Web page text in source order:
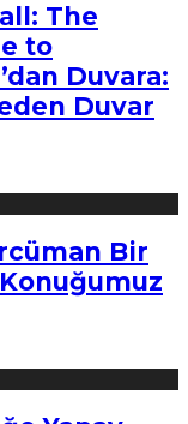
The
to
Duvara:
Duvar
Bir